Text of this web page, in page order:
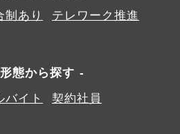
制あり テレワーク推進
態から探す
バイト 契約社員